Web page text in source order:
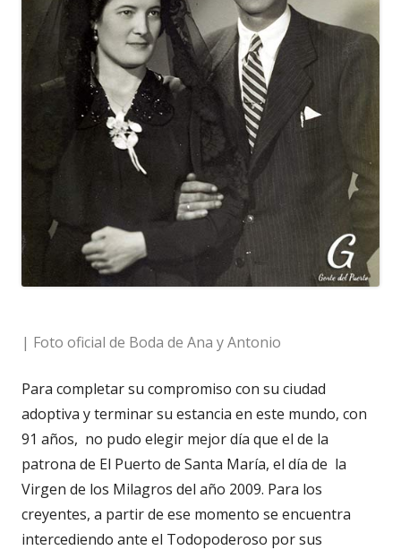
| Foto oficial de Boda de Ana y Antonio
Para completar su compromiso con su ciudad
adoptiva y terminar su estancia en este mundo, con
91 años, no pudo elegir mejor día que el de la
patrona de El Puerto de Santa María, el día de la
Virgen de los Milagros del año 2009. Para los
creyentes, a partir de ese momento se encuentra
intercediendo ante el Todopoderoso por sus